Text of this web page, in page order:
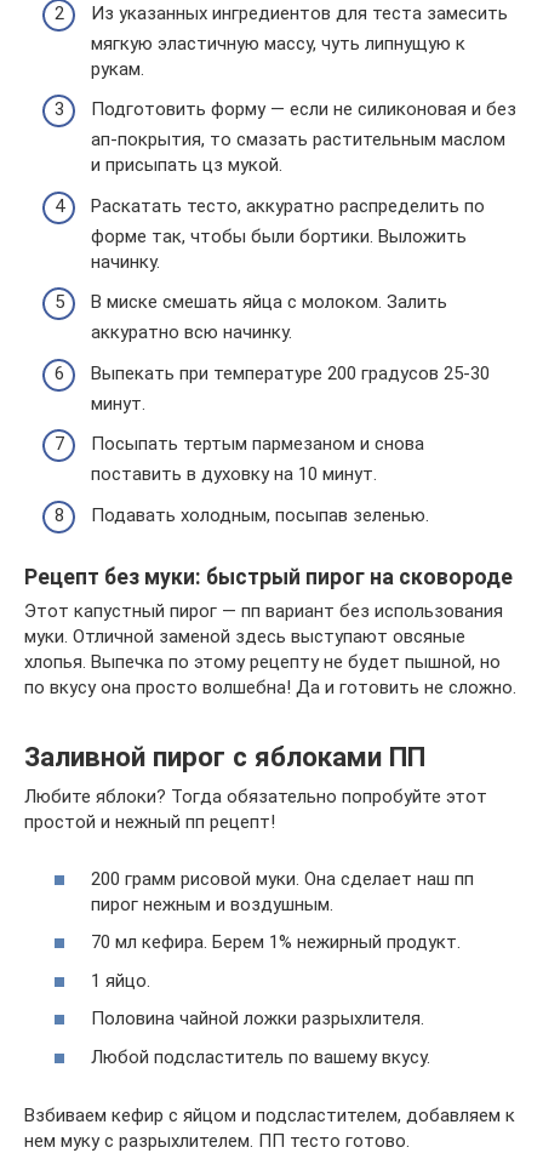
Из указанных ингредиентов для теста замесить
мягкую эластичную массу, чуть липнущую к
рукам.
Подготовить форму — если не силиконовая и без
ап-покрытия, то смазать растительным маслом
и присыпать цз мукой.
Раскатать тесто, аккуратно распределить по
форме так, чтобы были бортики. Выложить
начинку.
В миске смешать яйца с молоком. Залить
аккуратно всю начинку.
Выпекать при температуре 200 градусов 25-30
минут.
Посыпать тертым пармезаном и снова
поставить в духовку на 10 минут.
Подавать холодным, посыпав зеленью.
Рецепт без муки: быстрый пирог на сковороде
Этот капустный пирог — пп вариант без использования
муки. Отличной заменой здесь выступают овсяные
хлопья. Выпечка по этому рецепту не будет пышной, но
по вкусу она просто волшебна! Да и готовить не сложно.
Заливной пирог с яблоками ПП
Любите яблоки? Тогда обязательно попробуйте этот
простой и нежный пп рецепт!
200 грамм рисовой муки. Она сделает наш пп
пирог нежным и воздушным.
70 мл кефира. Берем 1% нежирный продукт.
1 яйцо.
Половина чайной ложки разрыхлителя.
Любой подсластитель по вашему вкусу.
Взбиваем кефир с яйцом и подсластителем, добавляем к
нем муку с разрыхлителем. ПП тесто готово.